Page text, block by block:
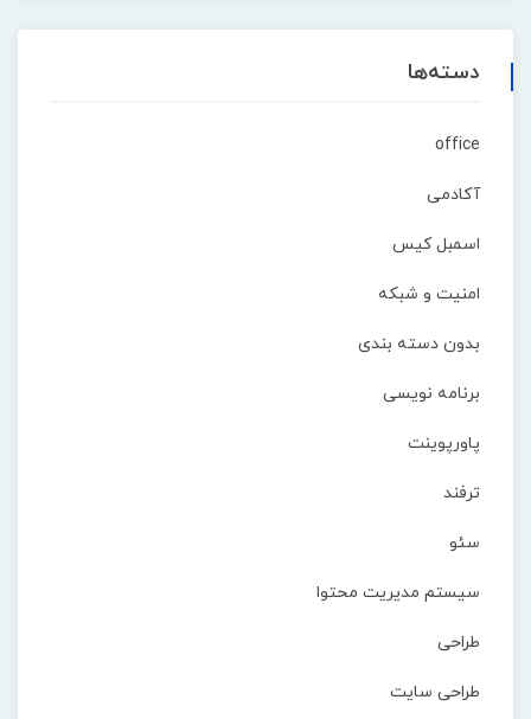
دسته‌ها
office
آکادمی
اسمبل کیس
امنیت و شبکه
بدون دسته بندی
برنامه نویسی
پاورپوینت
ترفند
سئو
سیستم مدیریت محتوا
طراحی
طراحی سایت